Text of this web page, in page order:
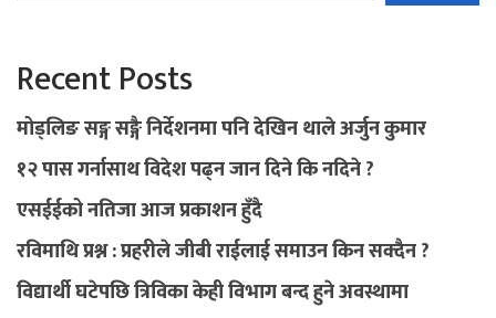
Recent Posts
मोड्लिङ सङ्ग सङ्गै निर्देशनमा पनि देखिन थाले अर्जुन कुमार
१२ पास गर्नासाथ विदेश पढ्न जान दिने कि नदिने ?
एसईईको नतिजा आज प्रकाशन हुँदै
रविमाथि प्रश्न : प्रहरीले जीबी राईलाई समाउन किन सक्दैन ?
विद्यार्थी घटेपछि त्रिविका केही विभाग बन्द हुने अवस्थामा